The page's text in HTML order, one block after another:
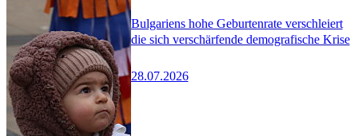
Bulgariens hohe Geburtenrate verschleiert
die sich verschärfende demografische Krise
28.07.2026